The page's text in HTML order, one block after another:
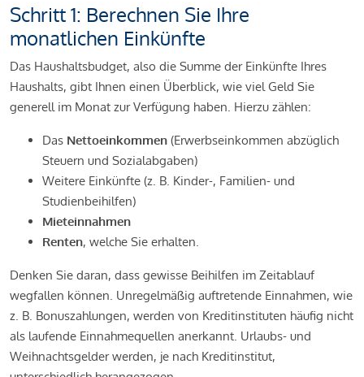
Schritt 1: Berechnen Sie Ihre
monatlichen Einkünfte
Das Haushaltsbudget, also die Summe der Einkünfte Ihres
Haushalts, gibt Ihnen einen Überblick, wie viel Geld Sie
generell im Monat zur Verfügung haben. Hierzu zählen:
Das Nettoeinkommen (Erwerbseinkommen abzüglich
Steuern und Sozialabgaben)
Weitere Einkünfte (z. B. Kinder-, Familien- und
Studienbeihilfen)
Mieteinnahmen
Renten, welche Sie erhalten.
Denken Sie daran, dass gewisse Beihilfen im Zeitablauf
wegfallen können. Unregelmäßig auftretende Einnahmen, wie
z. B. Bonuszahlungen, werden von Kreditinstituten häufig nicht
als laufende Einnahmequellen anerkannt. Urlaubs- und
Weihnachtsgelder werden, je nach Kreditinstitut,